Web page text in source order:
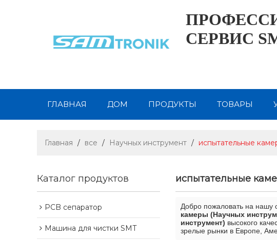
СЕРВИС
ГЛАВНАЯ ДОМ ПРОДУКТЫ ТОВАРЫ
Главная / все / Научных инструмент / испытательные
Каталог продуктов
PCB сепаратор
Машина для чистки SMT
испытательные
Добро пожаловать на нашу
камеры (Научных
инструмент) высокого
зрелые рынки в Европе,